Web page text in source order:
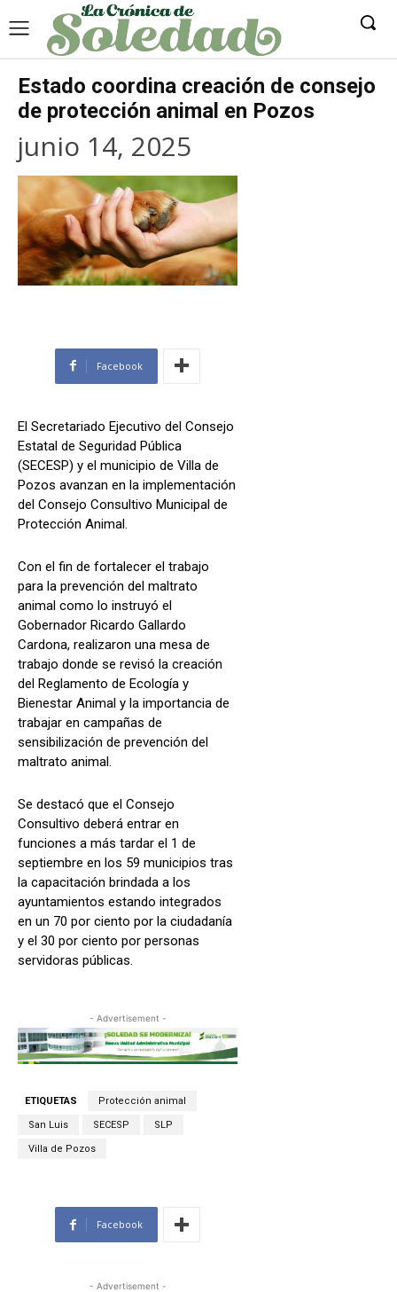
Estado coordina creación de consejo
de protección animal en Pozos
junio 14, 2025
Facebook
El Secretariado Ejecutivo del Consejo
Estatal de Seguridad Pública
(SECESP) y el municipio de Villa de
Pozos avanzan en la implementación
del Consejo Consultivo Municipal de
Protección Animal.
Con el fin de fortalecer el trabajo
para la prevención del maltrato
animal como lo instruyó el
Gobernador Ricardo Gallardo
Cardona, realizaron una mesa de
trabajo donde se revisó la creación
del Reglamento de Ecología y
Bienestar Animal y la importancia de
trabajar en campañas de
sensibilización de prevención del
maltrato animal.
Se destacó que el Consejo
Consultivo deberá entrar en
funciones a más tardar el 1 de
septiembre en los 59 municipios tras
la capacitación brindada a los
ayuntamientos estando integrados
en un 70 por ciento por la ciudadanía
y el 30 por ciento por personas
servidoras públicas.
- Advertisement -
ETIQUETAS Protección animal
San Luis SECESP SLP
Villa de Pozos
Facebook
- Advertisement -